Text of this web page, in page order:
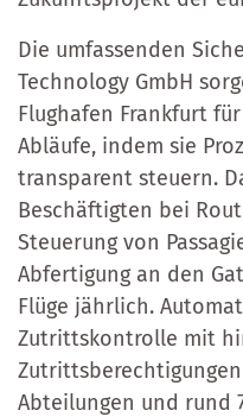
Die umfassenden
Technology GmbH
Flughafen Frankfurt
Abläufe, indem sie
transparent steuern.
Beschäftigten bei
Steuerung von
Abfertigung an den
Flüge jährlich.
Zutrittskontrolle mit
Abteilungen und rund